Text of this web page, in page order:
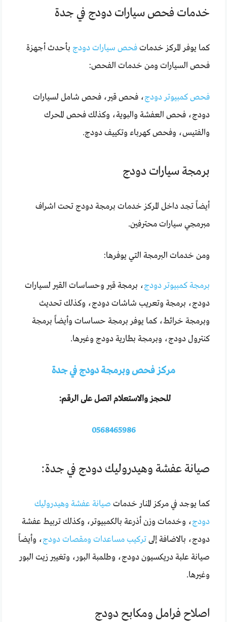
خدمات فحص سيارات دودج في جدة
كما يوفر المركز خدماتفحص سيارات دودج بأحدث أجهزة
فحص السيارات ومن خدمات الفحص:
فحص كمبيوتر دودج، فحص قير، فحص شامل لسيارات
دودج، فحص العفشة والبوية، وكذلك فحص المحرك
والفتيس، وفحص كهرباء وتكييف دودج.
برمجة سيارات دودج
أيضاً تجد داخل المركز خدمات برمجة دودج تحت اشراف
مبرمجي سيارات محترفين.
ومن خدمات البرمجة التي يوفرها:
برمجة كمبيوتر دودج، برمجة قير وحساسات القير لسيارات
دودج، برمجة وتعريب شاشات دودج، وكذلك تحديث
وبرمجة خرائط، كما يوفر برمجة حساسات وأيضاً برمجة
كنترول دودج، وبرمجة بطارية دودج وغيرها.
مركز فحص وبرمجة دودج في جدة
للحجز والاستعلام اتصل على الرقم:
0568465986
صيانة عفشة وهيدروليك دودج في جدة:
كما يوجد في مركز المنار خدمات صيانة عفشة وهيدروليك
دودج، وخدمات وزن أذرعة بالكمبيوتر، وكذلك تربيط عفشة
دودج، بالاضافة إلىتركيب مساعدات ومقصات دودج، وأيضاً
صيانة علبة دريكسيون دودج، وطلمبة البور، وتغيير زيت البور
وغيرها.
اصلاح فرامل ومكابح دودج